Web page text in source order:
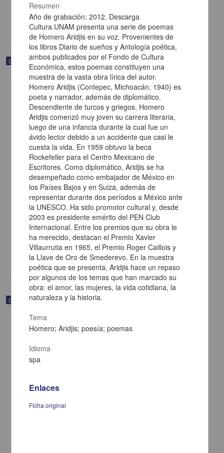
Multidisciplina
Correspondencia postal
Carta de Francisco Martínez Baca a Francisco I. Madero
felicitándolo por el triunfo de la causa
Martínez Baca, Francisco
[sin fecha]
Multidisciplina
Correspondencia postal
Resumen
Año de grabación: 2012. Descarga
Cultura.UNAM presenta una serie de poemas
de Homero Aridjis en su voz. Provenientes de
los libros Diario de sueños y Antología poética,
ambos publicados por el Fondo de Cultura
Económica, estos poemas constituyen una
muestra de la vasta obra lírica del autor.
Homero Aridjis (Contepec, Michoacán, 1940) es
poeta y narrador, además de diplomático.
Descendiente de turcos y griegos, Homero
Aridjis comenzó muy joven su carrera literaria,
luego de una infancia durante la cual fue un
ávido lector debido a un accidente que casi le
cuesta la vida. En 1959 obtuvo la beca
Rockefeller para el Centro Mexicano de
Escritores. Como diplomático, Aridjis se ha
desempeñado como embajador de México en
los Países Bajos y en Suiza, además de
representar durante dos períodos a México ante
la UNESCO. Ha sido promotor cultural y, desde
2003 es presidente emérito del PEN Club
Internacional. Entre los premios que su obra le
ha merecido, destacan el Premio Xavier
Villaurrutia en 1965, el Premio Roger Caillois y
la Llave de Oro de Smederevo. En la muestra
poética que se presenta, Aridjis hace un repaso
por algunos de los temas que han marcado su
obra: el amor, las mujeres, la vida cotidiana, la
naturaleza y la historia.
Tema
Homero; Aridjis; poesía; poemas
Idioma
spa
Enlaces
Ficha original